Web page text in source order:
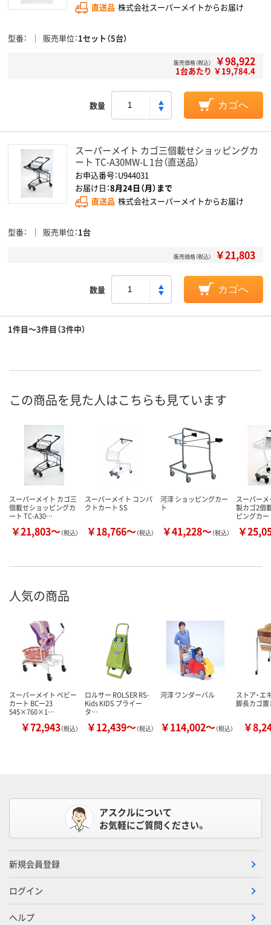
直送品 株式会社スーパーメイトからお届け
型番 販売単位 1セット（5台）
販売価格（税込） ￥98,922
1台あたり ￥19,784.4
数量 カゴへ
スーパーメイト カゴ三個載せショッピングカ
ート TC-A30MW-L 1台（直送品）
お申込番号：U944031
お届け日：8月24日（月）まで
直送品 株式会社スーパーメイトからお届け
型番 販売単位 1台
販売価格（税込） ￥21,803
数量 カゴへ
1件目～3件目（3件中）
この商品を見た人はこちらも見ています
スーパーメイト カゴ三
個載せショッピングカ
ート TC-A30…
￥21,803～（税込）
スーパーメイト コンパ
クトカート SS
￥18,766～（税込）
河淳 ショッピングカー
ト
￥41,228～（税込）
スーパー
製カゴ2個
ピングカ
￥
人気の商品
スーパーメイト ベビー
カート BCー23
545×760×1…
￥72,943（税込）
ロルサー ROLSER RS-
Kids KIDS プライー
タ…
￥12,439～（税込）
河淳 ワンダーパル
￥114,002～（税込）
ストア・エ
脚長カゴ置
￥
アスクルについて
お気軽にご質問ください。
新規会員登録
ログイン
ヘルプ